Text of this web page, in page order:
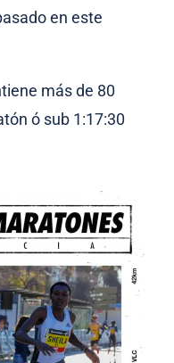
en este
más de 80
ó sub 1:17:30